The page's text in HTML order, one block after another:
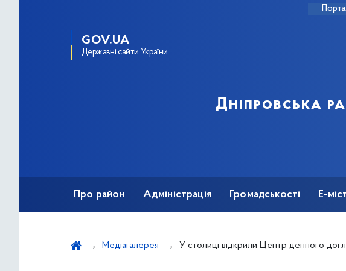
GOV.UA
Державні сайти України
Дніпровська
Про район Адміністрація Громадськості Е-
Медіагалерея У столиці відкрили Центр денного догляду для людей старшого віку з Дніпровського та Деснянського районів – старт роботи